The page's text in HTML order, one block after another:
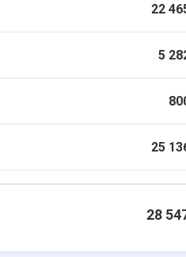
22
5
25
28